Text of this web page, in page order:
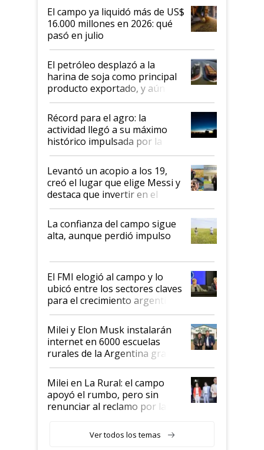
El campo ya liquidó más de US$
16.000 millones en 2026: qué
pasó en julio
El petróleo desplazó a la
harina de soja como principal
producto exportado, y aún así
el agro aportó casi seis de cada
diez dólares y sostuvo el
liderazgo en un semestre
récord
Récord para el agro: la
actividad llegó a su máximo
histórico impulsada por la
cosecha y las exportaciones
Levantó un acopio a los 19,
creó el lugar que elige Messi y
destaca que invertir en el
kirchnerismo era como "darle
plata a un hijo para droga":
Juan Félix Rossetti, el libertario
que de una dura crisis salió
de Milei
La confianza del campo sigue
alta, aunque perdió impulso
El FMI elogió al campo y lo
ubicó entre los sectores claves
para el crecimiento argentino
Milei y Elon Musk instalarán
internet en 6000 escuelas
rurales de la Argentina gracias
a un acuerdo con Starlink
Milei en La Rural: el campo
apoyó el rumbo, pero sin
renunciar al reclamo por las
Ver todos los temas